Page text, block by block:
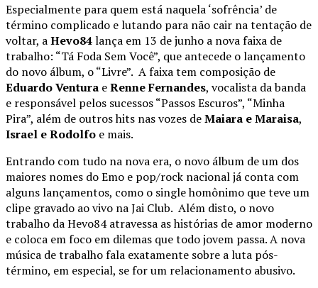
Especialmente para quem está naquela ‘sofrência’ de
término complicado e lutando para não cair na tentação de
voltar, aHevo84lança em 13 de junho a nova faixa de
trabalho: “Tá Foda Sem Você”, que antecede o lançamento
do novo álbum, o “Livre”. A faixa tem composição de
Eduardo Ventura eRenne Fernandes, vocalista da banda
e responsável pelos sucessos “Passos Escuros”, “Minha
Pira”, além de outros hits nas vozes deMaiara e Maraisa,
Israel e Rodolfo e mais.
Entrando com tudo na nova era, o novo álbum de um dos
maiores nomes do Emo e pop/rock nacional já conta com
alguns lançamentos, como o single homônimo que teve um
clipe gravado ao vivo na Jai Club. Além disto, o novo
trabalho da Hevo84 atravessa as histórias de amor moderno
e coloca em foco em dilemas que todo jovem passa. A nova
música de trabalho fala exatamente sobre a luta pós-
término, em especial, se for um relacionamento abusivo.